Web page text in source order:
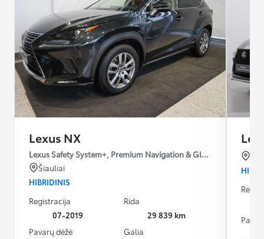
Lexus NX
Lexus Safety System+, Premium Navigation & Glas-Schiebe-
Šiauliai
HIBRIDINIS
Registracija
07-2019
Rida
29 839 km
Pavarų dėžė
Galia